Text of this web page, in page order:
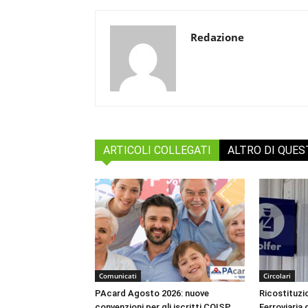
Redazione
ARTICOLI COLLEGATI ALTRO DI
Comunicati
PAcard Agosto 2026: nuove
Circolari